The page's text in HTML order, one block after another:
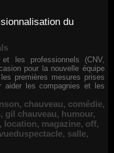
du
les professionnels (CNV,
pour la nouvelle équipe
premières mesures prises
aider les compagnies et les
, chauveau, comédie,
, gil chauveau, humour,
, location, magazine, off,
, salle,